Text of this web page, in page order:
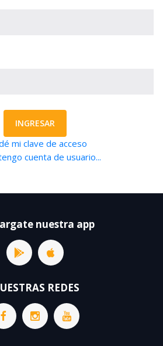
INGRESAR
mi clave de acceso
cuenta de usuario...
nuestra app
REDES